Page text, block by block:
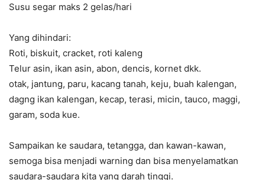
Susu segar maks 2 gelas/hari
Yang dihindari:
Roti, biskuit, cracket, roti kaleng
Telur asin, ikan asin, abon, dencis, kornet dkk.
otak, jantung, paru, kacang tanah, keju, buah kalengan,
dagng ikan kalengan, kecap, terasi, micin, tauco, maggi,
garam, soda kue.
Sampaikan ke saudara, tetangga, dan kawan-kawan,
semoga bisa menjadi warning dan bisa menyelamatkan
saudara-saudara kita yang darah tinggi.